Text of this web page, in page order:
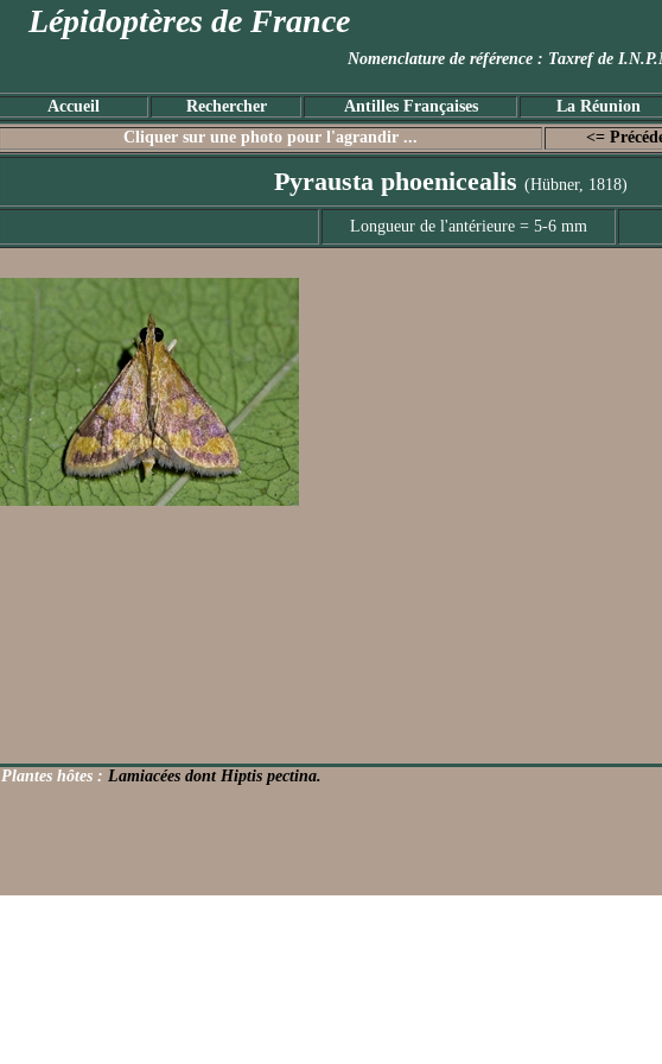
Lépidoptères de France
Nomenclature de référence : Taxref
Accueil Rechercher Antilles Françaises La Réunion
Cliquer sur une photo pour l'agrandir ... <=
Pyrausta phoenicealis (Hübner, 1818)
Longueur de l'antérieure = 5-6 mm
Plantes hôtes : Lamiacées dont Hiptis pectina.